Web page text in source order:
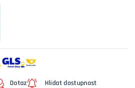
Dotaz Hlídat dostupnost